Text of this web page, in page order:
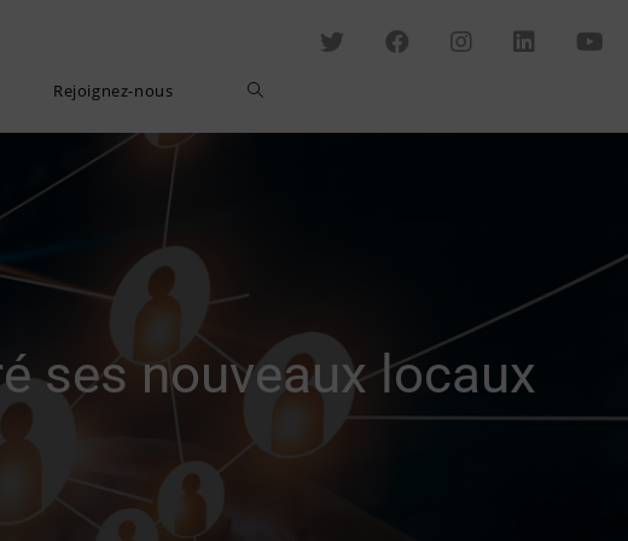
Rejoignez-nous Toggle
website
ses nouveaux locaux